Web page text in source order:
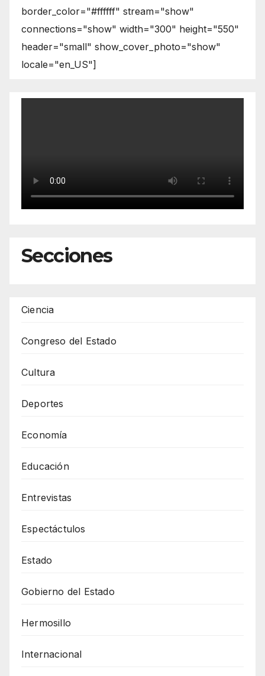
border_color="#ffffff" stream="show"
connections="show" width="300" height="550"
header="small" show_cover_photo="show"
locale="en_US"]
Secciones
Ciencia
Congreso del Estado
Cultura
Deportes
Economía
Educación
Entrevistas
Espectáctulos
Estado
Gobierno del Estado
Hermosillo
Internacional